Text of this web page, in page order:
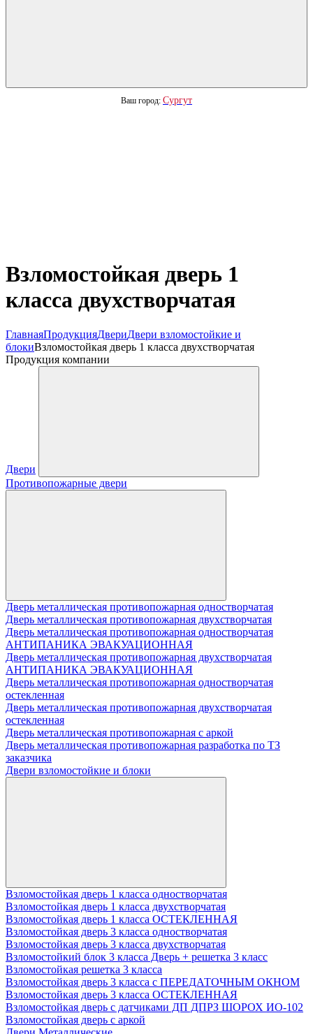
Ваш город: Сургут
Взломостойкая дверь 1
класса двухстворчатая
ГлавнаяПродукцияДвериДвери взломостойкие и
блокиВзломостойкая дверь 1 класса двухстворчатая
Продукция компании
Двери
Противопожарные двери
Дверь металлическая противопожарная одностворчатая
Дверь металлическая противопожарная двухстворчатая
Дверь металлическая противопожарная одностворчатая
АНТИПАНИКА ЭВАКУАЦИОННАЯ
Дверь металлическая противопожарная двухстворчатая
АНТИПАНИКА ЭВАКУАЦИОННАЯ
Дверь металлическая противопожарная одностворчатая
остекленная
Дверь металлическая противопожарная двухстворчатая
остекленная
Дверь металлическая противопожарная с аркой
Дверь металлическая противопожарная разработка по ТЗ
заказчика
Двери взломостойкие и блоки
Взломостойкая дверь 1 класса одностворчатая
Взломостойкая дверь 1 класса двухстворчатая
Взломостойкая дверь 1 класса ОСТЕКЛЕННАЯ
Взломостойкая дверь 3 класса одностворчатая
Взломостойкая дверь 3 класса двухстворчатая
Взломостойкий блок 3 класса Дверь + решетка 3 класс
Взломостойкая решетка 3 класса
Взломостойкая дверь 3 класса с ПЕРЕДАТОЧНЫМ ОКНОМ
Взломостойкая дверь 3 класса ОСТЕКЛЕННАЯ
Взломостойкая дверь с датчиками ДП ДПРЗ ШОРОХ ИО-102
Взломостойкая дверь с аркой